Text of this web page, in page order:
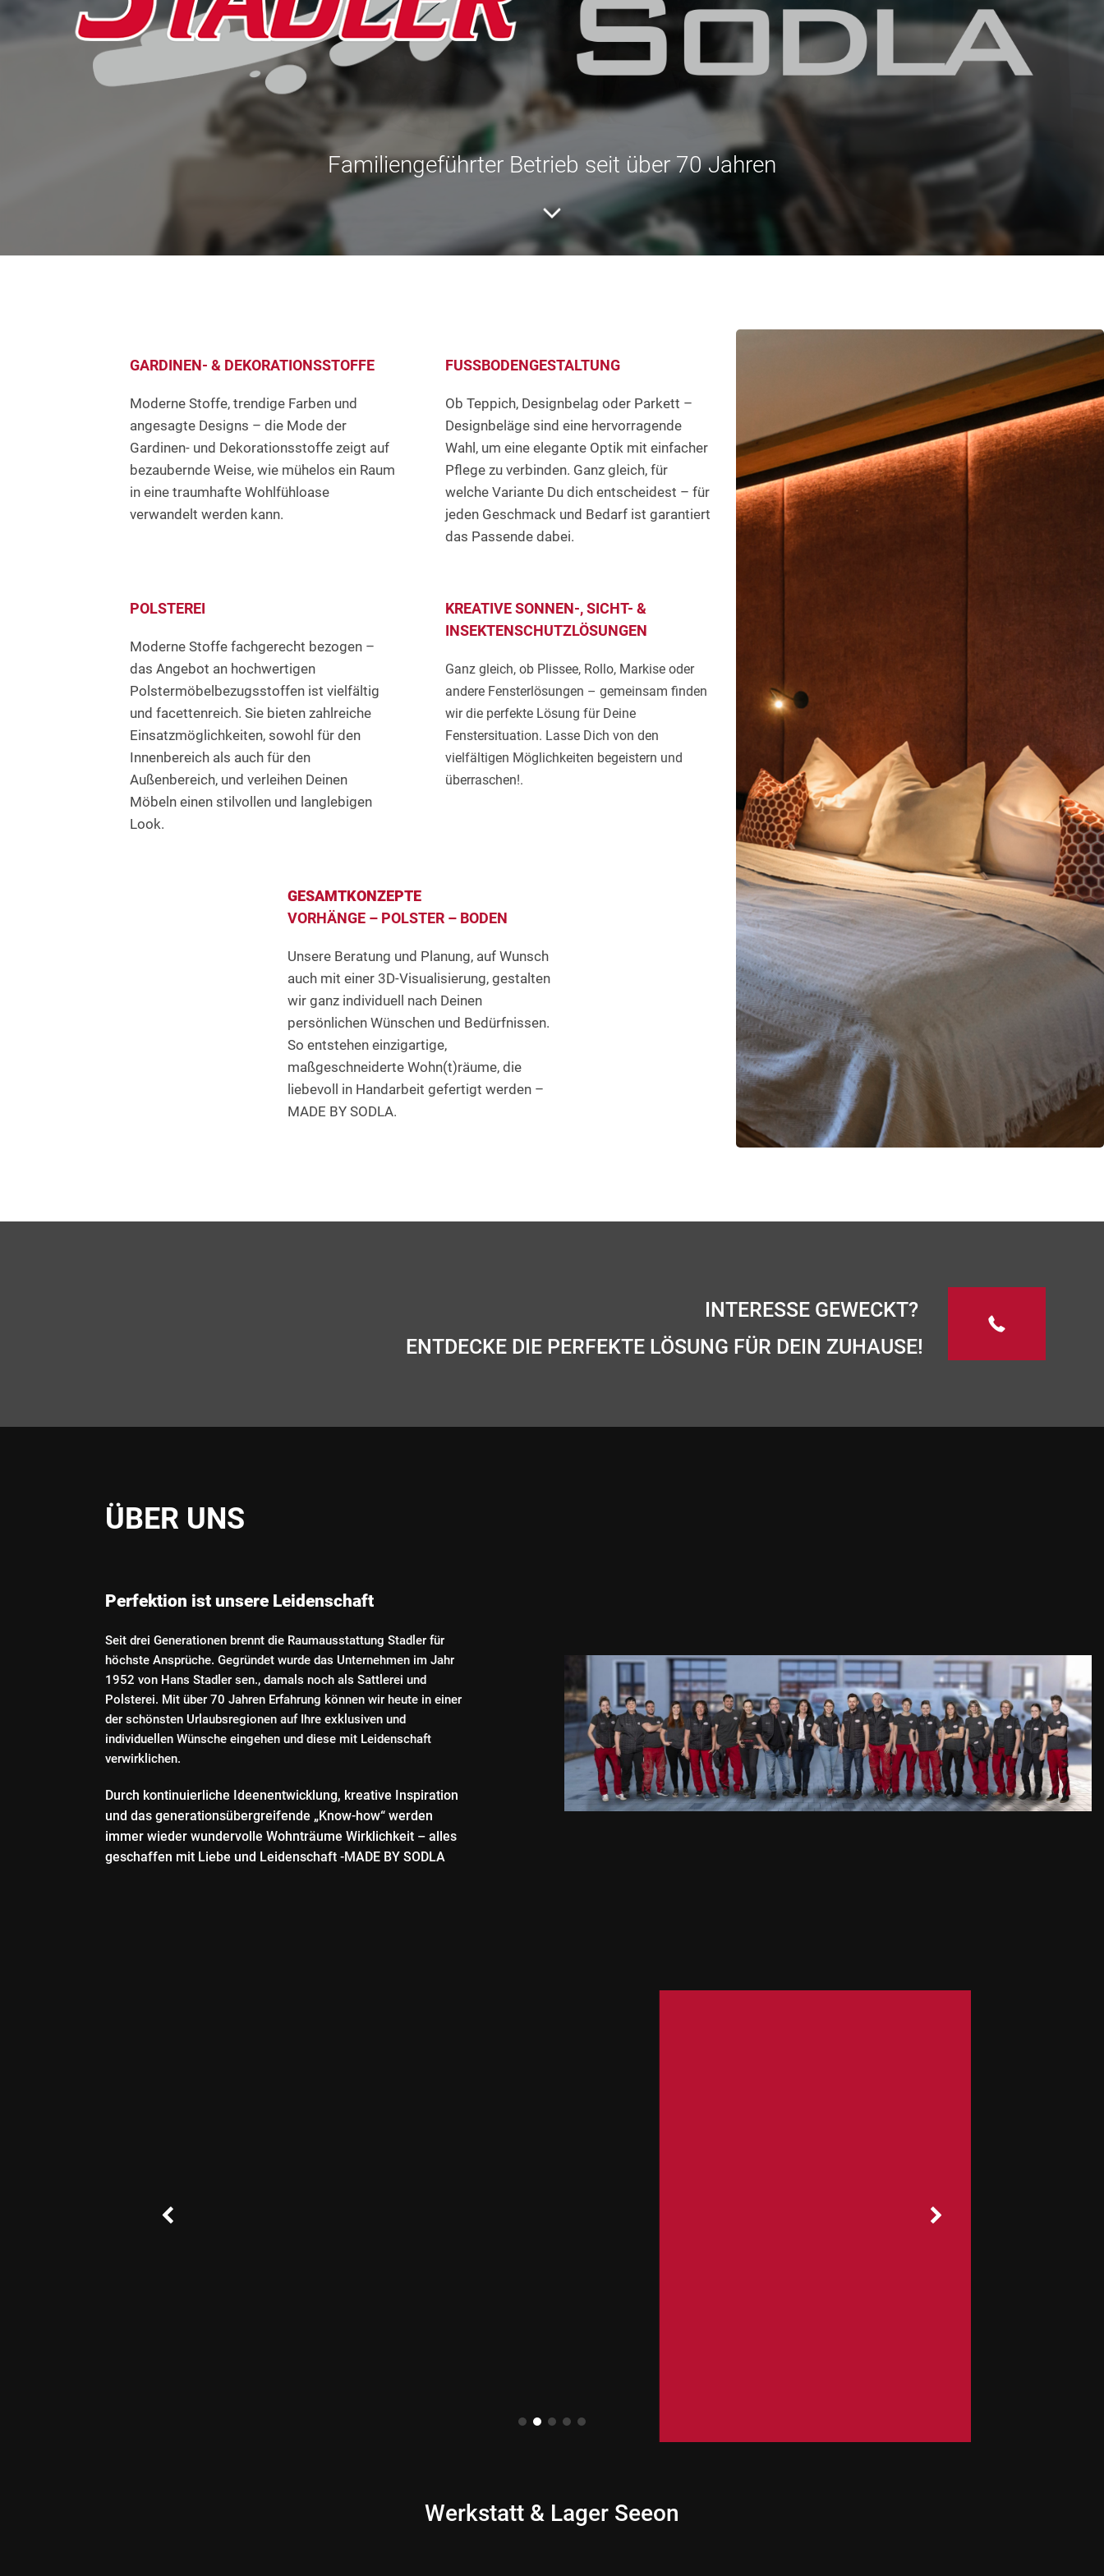
Familiengeführter Betrieb seit über 70 Jahren
GARDINEN- & DEKORATIONSSTOFFE
Moderne Stoffe, trendige Farben und
angesagte Designs – die Mode der
Gardinen- und Dekorationsstoffe zeigt auf
bezaubernde Weise, wie mühelos ein Raum
in eine traumhafte Wohlfühloase
verwandelt werden kann.
FUSSBODENGESTALTUNG
Ob Teppich, Designbelag oder Parkett –
Designbeläge sind eine hervorragende
Wahl, um eine elegante Optik mit einfacher
Pflege zu verbinden. Ganz gleich, für
welche Variante Du dich entscheidest – für
jeden Geschmack und Bedarf ist garantiert
das Passende dabei.
POLSTEREI
Moderne Stoffe fachgerecht bezogen –
das Angebot an hochwertigen
Polstermöbelbezugsstoffen ist vielfältig
und facettenreich. Sie bieten zahlreiche
Einsatzmöglichkeiten, sowohl für den
Innenbereich als auch für den
Außenbereich, und verleihen Deinen
Möbeln einen stilvollen und langlebigen
Look.
KREATIVE SONNEN-, SICHT- &
INSEKTENSCHUTZLÖSUNGEN
Ganz gleich, ob Plissee, Rollo, Markise oder
andere Fensterlösungen – gemeinsam finden
wir die perfekte Lösung für Deine
Fenstersituation. Lasse Dich von den
vielfältigen Möglichkeiten begeistern und
überraschen!.
GESAMTKONZEPTE
VORHÄNGE – POLSTER – BODEN
Unsere Beratung und Planung, auf Wunsch
auch mit einer 3D-Visualisierung, gestalten
wir ganz individuell nach Deinen
persönlichen Wünschen und Bedürfnissen.
So entstehen einzigartige,
maßgeschneiderte Wohn(t)räume, die
liebevoll in Handarbeit gefertigt werden –
MADE BY SODLA.
INTERESSE GEWECKT?
ENTDECKE DIE PERFEKTE LÖSUNG FÜR DEIN ZUHAUSE!
ÜBER UNS
Perfektion ist unsere Leidenschaft
Seit drei Generationen brennt die Raumausstattung Stadler für
höchste Ansprüche. Gegründet wurde das Unternehmen im Jahr
1952 von Hans Stadler sen., damals noch als Sattlerei und
Polsterei. Mit über 70 Jahren Erfahrung können wir heute in einer
der schönsten Urlaubsregionen auf Ihre exklusiven und
individuellen Wünsche eingehen und diese mit Leidenschaft
verwirklichen.
Durch kontinuierliche Ideenentwicklung, kreative Inspiration
und das generationsübergreifende „Know-how“ werden
immer wieder wundervolle Wohnträume Wirklichkeit – alles
geschaffen mit Liebe und Leidenschaft -MADE BY SODLA
Werkstatt & Lager Seeon